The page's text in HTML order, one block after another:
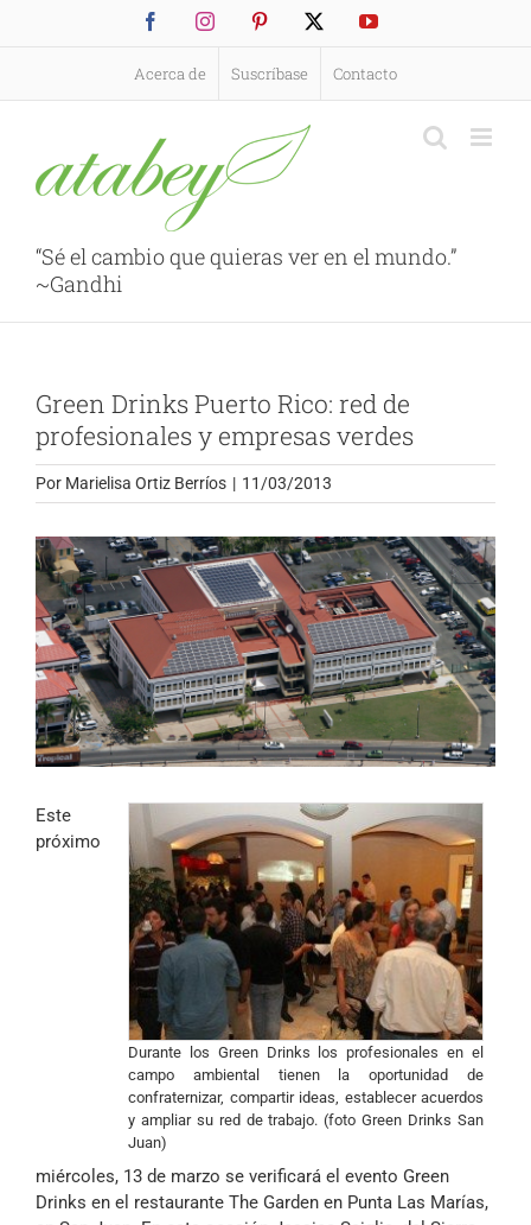
FacebookInstagramPinterest YouTube
Acerca de Suscríbase Contacto
“Sé el cambio que quieras ver en el mundo.”
~Gandhi
Green Drinks Puerto Rico: red de
profesionales y empresas verdes
Por Marielisa Ortiz Berríos | 11/03/2013
Durante los Green Drinks los profesionales en el
campo ambiental tienen la oportunidad de
confraternizar, compartir ideas, establecer acuerdos
y ampliar su red de trabajo. (foto Green Drinks San
Juan)
Este
próximo
miércoles, 13 de marzo se verificará el evento Green
Drinks en el restaurante The Garden en Punta Las Marías,